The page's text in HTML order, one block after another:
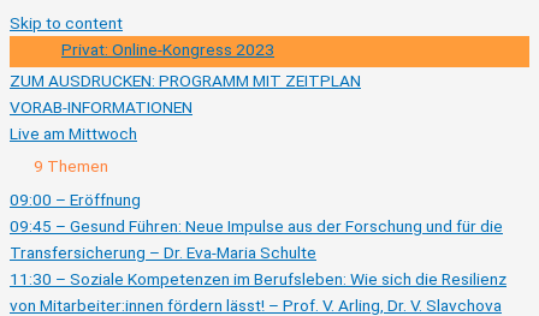
Skip to content
Privat: Online-Kongress 2023
ZUM AUSDRUCKEN: PROGRAMM MIT ZEITPLAN
VORAB-INFORMATIONEN
Live am Mittwoch
Ausklappen
Live
Mittwoch
9 Themen
09:00 – Eröffnung
09:45 – Gesund Führen: Neue Impulse aus der Forschung und für die
Transfersicherung – Dr. Eva-Maria Schulte
11:30 – Soziale Kompetenzen im Berufsleben: Wie sich die Resilienz
von Mitarbeiter:innen fördern lässt! – Prof. V. Arling, Dr. V. Slavchova